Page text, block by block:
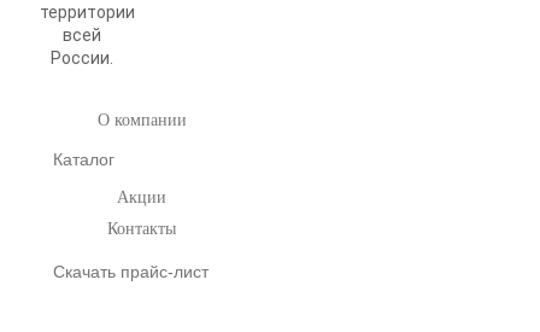
территории
всей
России.
О компании
Каталог
Акции
Контакты
Скачать прайс-лист